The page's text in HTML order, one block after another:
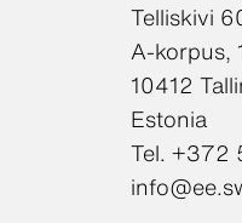
Telliskivi
A-korpus,
10412
Estonia
Tel. +372